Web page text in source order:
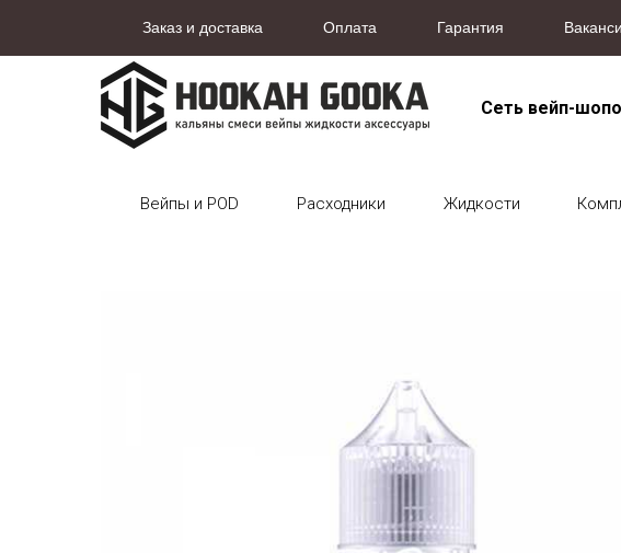
Заказ и доставка Оплата Гарантия
Сеть вейп-
Вейпы и POD Расходники Жидкости